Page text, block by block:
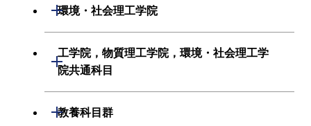
共通専門科目
初年次専門科目
創造プロセス科目
共通専門科目
生命理工学系
創造プロセス科目
共通専門科目
環境・社会理工学院
開閉
建築学系
融合理工学系
工学院，物質理工学院，環境・社会理工学
院共通科目
開閉
工学院，物質理工学院，環境・社会
教養科目群
開閉